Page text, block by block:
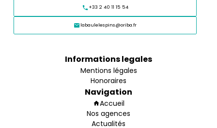
+33 2 40 11 15 54
labaulelespins@oriba.fr
Informations legales
Mentions légales
Honoraires
Navigation
Accueil
Nos agences
Actualités